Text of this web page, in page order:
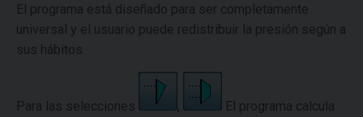
El programa está diseñado para ser completamente
universal y el usuario puede redistribuir la presión según a
sus hábitos.
Para las selecciones ,
El programa calcula